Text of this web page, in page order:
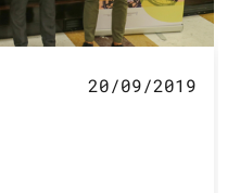
20/09/2019